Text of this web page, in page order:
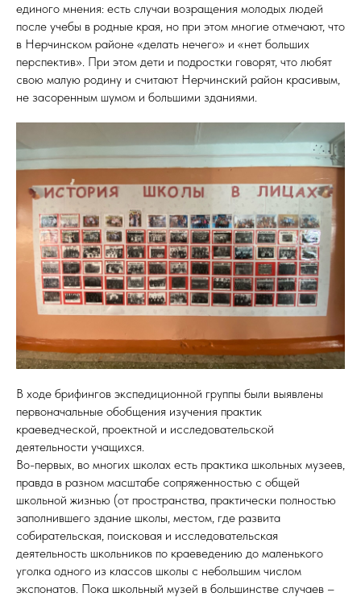
единого мнения: есть случаи возращения молодых людей
после учебы в родные края, но при этом многие отмечают, что
в Нерчинском районе «делать нечего» и «нет больших
перспектив». При этом дети и подростки говорят, что любят
свою малую родину и считают Нерчинский район красивым,
не засоренным шумом и большими зданиями.
В ходе брифингов экспедиционной группы были выявлены
первоначальные обобщения изучения практик
краеведческой, проектной и исследовательской
деятельности учащихся.
Во-первых, во многих школах есть практика школьных музеев,
правда в разном масштабе сопряженностью с общей
школьной жизнью (от пространства, практически полностью
заполнившего здание школы, местом, где развита
собирательская, поисковая и исследовательская
деятельность школьников по краеведению до маленького
уголка одного из классов школы с небольшим числом
экспонатов. Пока школьный музей в большинстве случаев –